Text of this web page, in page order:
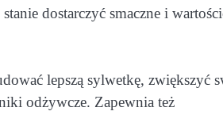
dostarczyć smaczne i
lepszą sylwetkę, zwiększyć
odżywcze. Zapewnia też